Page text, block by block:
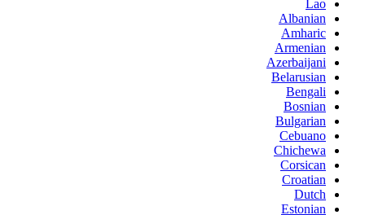
Lao
Albanian
Amharic
Armenian
Azerbaijani
Belarusian
Bengali
Bosnian
Bulgarian
Cebuano
Chichewa
Corsican
Croatian
Dutch
Estonian